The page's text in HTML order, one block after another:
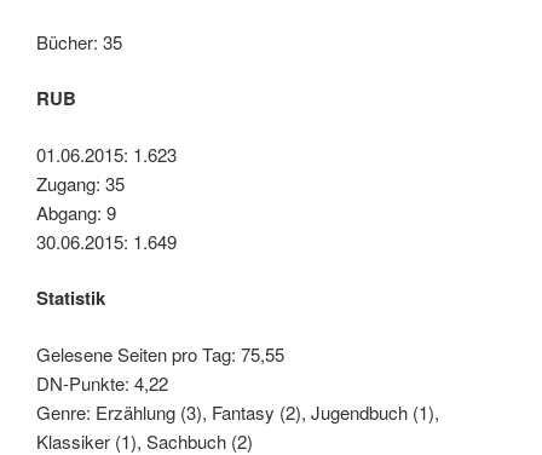
Bücher: 35
RUB
01.06.2015: 1.623
Zugang: 35
Abgang: 9
30.06.2015: 1.649
Statistik
Gelesene Seiten pro Tag: 75,55
DN-Punkte: 4,22
Genre: Erzählung (3), Fantasy (2), Jugendbuch (1),
Klassiker (1), Sachbuch (2)